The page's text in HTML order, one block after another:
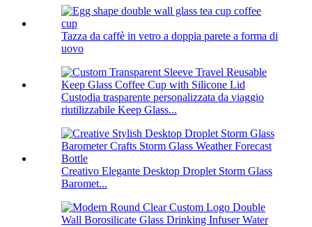
Tazza da caffè in vetro a doppia parete a forma di
uovo
Custodia trasparente personalizzata da viaggio
riutilizzabile Keep Glass...
Creativo Elegante Desktop Droplet Storm Glass
Baromet...